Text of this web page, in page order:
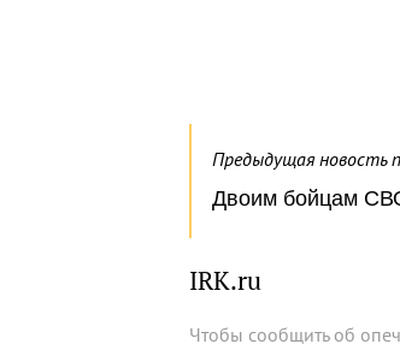
Предыдущая новость
Двоим бойцам
IRK.ru
Чтобы сообщить об